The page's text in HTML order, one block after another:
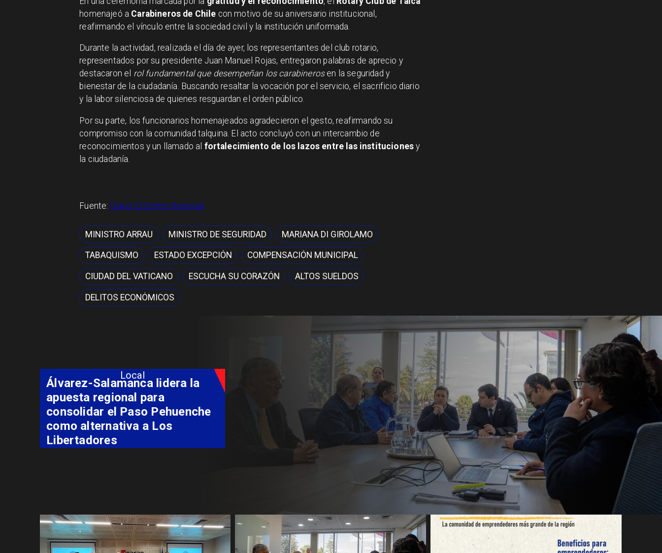
homenajeó a Carabineros de Chile con motivo de su aniversario institucional,
reafirmando el vínculo entre la sociedad civil y la institución uniformada.
Durante la actividad, realizada el día de ayer, los representantes del club rotario,
representados por su presidente Juan Manuel Rojas, entregaron palabras de aprecio y
destacaron el rol fundamental que desempeñan los carabinerosen la seguridad y
bienestar de la ciudadanía. Buscando resaltar la vocación por el servicio, el sacrificio diario
y la labor silenciosa de quienes resguardan el orden público.
Por su parte, los funcionarios homenajeados agradecieron el gesto, reafirmando su
compromiso con la comunidad talquina. El acto concluyó con un intercambio de
reconocimientos y un llamado al fortalecimiento de los lazos entre las instituciones y
la ciudadanía.
Fuente: Diario El Centro Regional
MINISTRO ARRAU MINISTRO DE SEGURIDAD MARIANA DI GIROLAMO
TABAQUISMO ESTADO EXCEPCIÓN COMPENSACIÓN MUNICIPAL
CIUDAD DEL VATICANO ESCUCHA SU CORAZÓN ALTOS SUELDOS
DELITOS ECONÓMICOS
Local
Álvarez-Salamanca lidera la
apuesta regional para
consolidar el Paso Pehuenche
como alternativa a Los
Libertadores